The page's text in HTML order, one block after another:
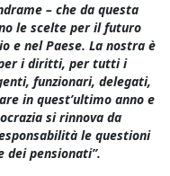
– che da questa
le scelte per il futuro
e nel Paese. La nostra è
per i diritti, per tutti i
funzionari, delegati,
in quest’ultimo anno e
si rinnova da
le questioni
dei pensionati”.